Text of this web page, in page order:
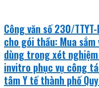
Công văn số 230/
cho gói thầu: Mua
dùng trong xét
invitro phục vụ công
tâm Y tế thành phố